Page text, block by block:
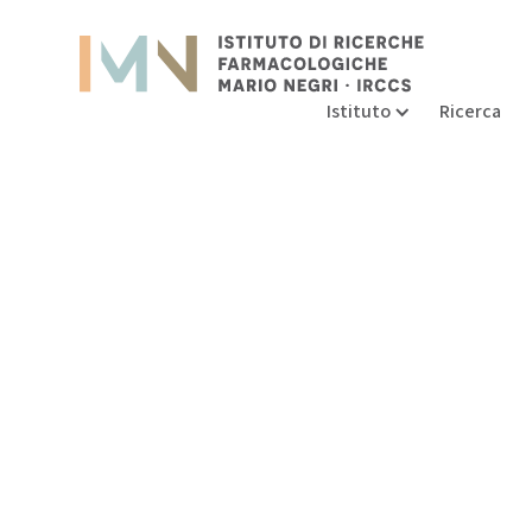
Istituto Ricerca
Istituto Ricerca
Istituto Ricerca